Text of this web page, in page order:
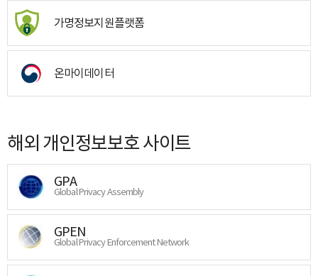
가명정보지원플랫폼
온마이데이터
해외 개인정보보호 사이트
GPA
Global Privacy Assembly
GPEN
Global Privacy Enforcement Network